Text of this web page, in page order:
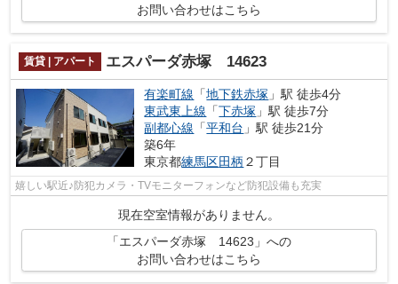
お問い合わせはこちら
賃貸 | アパート エスパーダ赤塚 14623
有楽町線 「地下鉄赤塚 」駅 徒歩4分
東武東上線 「下赤塚 」駅 徒歩7分
副都心線 「平和台 」駅 徒歩21分
築6年
東京都練馬区田柄 ２丁目
嬉しい駅近♪防犯カメラ・TVモニターフォンなど防犯設備も充実
現在空室情報がありません。
「エスパーダ赤塚 14623」への
お問い合わせはこちら